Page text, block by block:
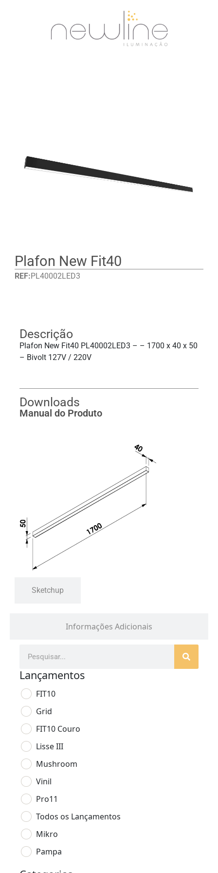
Plafon New Fit40
REF: PL40002LED3
Informações Adicionais
Descrição
Plafon New Fit40 PL40002LED3 – – 1700 x 40 x 50
– Bivolt 127V / 220V
Downloads
Manual do Produto
Sketchup
Lançamentos
FIT10
Grid
FIT10 Couro
Lisse III
Mushroom
Vinil
Pro11
Todos os Lançamentos
Mikro
Pampa